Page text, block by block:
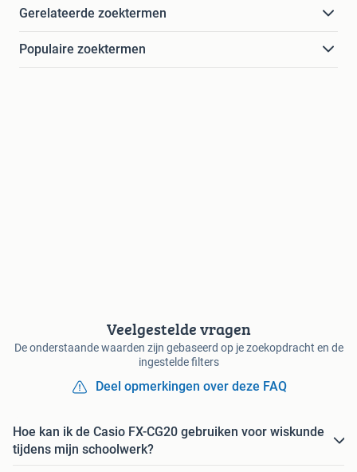
Gerelateerde zoektermen
Populaire zoektermen
Veelgestelde vragen
De onderstaande waarden zijn gebaseerd op je zoekopdracht en de
ingestelde filters
Deel opmerkingen over deze FAQ
Hoe kan ik de Casio FX-CG20 gebruiken voor wiskunde
tijdens mijn schoolwerk?